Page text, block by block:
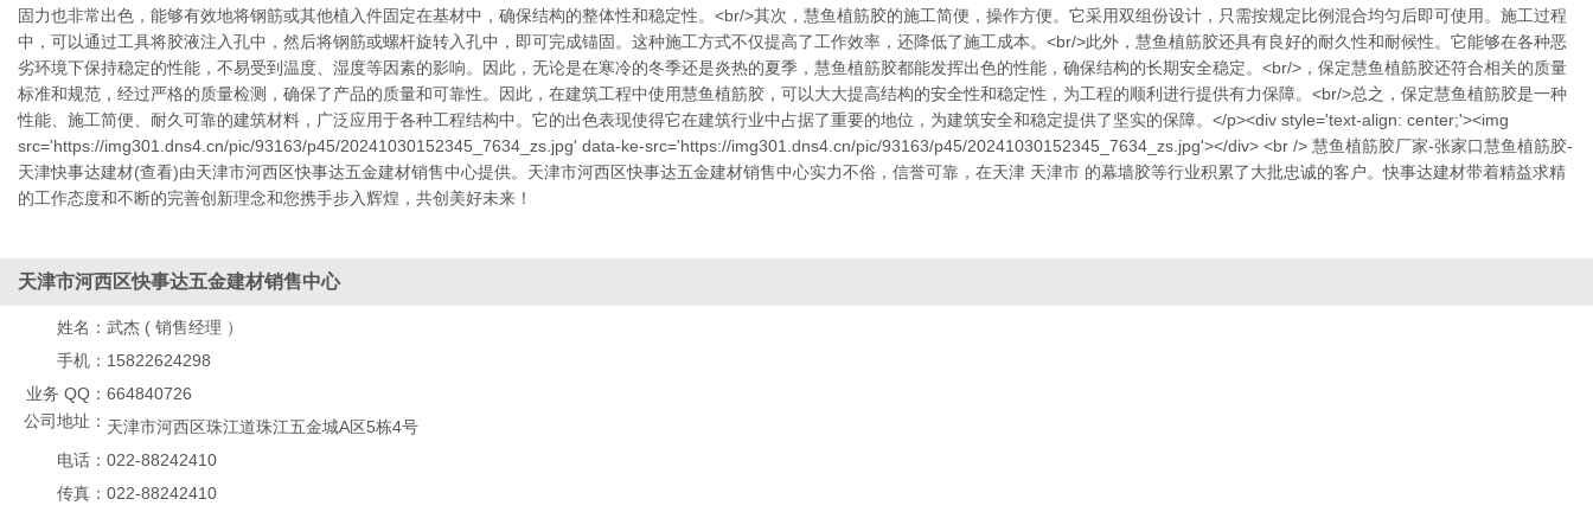
固力也非常出色，能够有效地将钢筋或其他植入件固定在基材中，确保结构的整体性和稳定性。<br/>其次，慧鱼植筋胶的施工简便，操作方便。它采用双组份设计，只需按规定比例混合均匀后即可使用。施工过程
中，可以通过工具将胶液注入孔中，然后将钢筋或螺杆旋转入孔中，即可完成锚固。这种施工方式不仅提高了工作效率，还降低了施工成本。<br/>此外，慧鱼植筋胶还具有良好的耐久性和耐候性。它能够在各种恶
劣环境下保持稳定的性能，不易受到温度、湿度等因素的影响。因此，无论是在寒冷的冬季还是炎热的夏季，慧鱼植筋胶都能发挥出色的性能，确保结构的长期安全稳定。<br/>，保定慧鱼植筋胶还符合相关的质量
标准和规范，经过严格的质量检测，确保了产品的质量和可靠性。因此，在建筑工程中使用慧鱼植筋胶，可以大大提高结构的安全性和稳定性，为工程的顺利进行提供有力保障。<br/>总之，保定慧鱼植筋胶是一种
性能、施工简便、耐久可靠的建筑材料，广泛应用于各种工程结构中。它的出色表现使得它在建筑行业中占据了重要的地位，为建筑安全和稳定提供了坚实的保障。</p><div style='text-align: center;'><img
src='https://img301.dns4.cn/pic/93163/p45/20241030152345_7634_zs.jpg' data-ke-src='https://img301.dns4.cn/pic/93163/p45/20241030152345_7634_zs.jpg'></div> <br /> 慧鱼植筋胶厂家-张家口慧鱼植筋胶-
天津快事达建材(查看)由天津市河西区快事达五金建材销售中心提供。天津市河西区快事达五金建材销售中心实力不俗，信誉可靠，在天津 天津市 的幕墙胶等行业积累了大批忠诚的客户。快事达建材带着精益求精
的工作态度和不断的完善创新理念和您携手步入辉煌，共创美好未来！
天津市河西区快事达五金建材销售中心
姓名： 武杰 ( 销售经理 ）
手机： 15822624298
业务 QQ： 664840726
公司地址： 天津市河西区珠江道珠江五金城A区5栋4号
电话： 022-88242410
传真： 022-88242410